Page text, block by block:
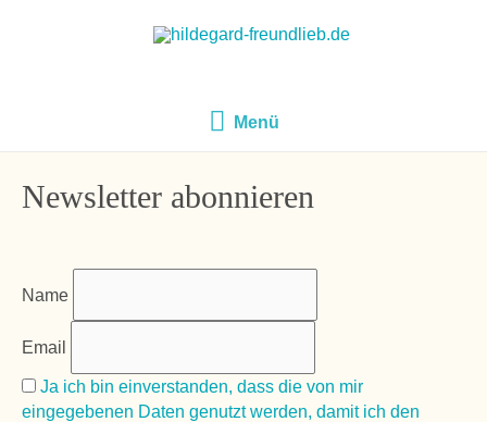
Menü
Menü
Newsletter abonnieren
Name
Email
Ja ich bin einverstanden, dass die von mir
eingegebenen Daten genutzt werden, damit ich den